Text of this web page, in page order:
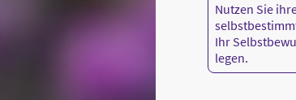
Nutzen Sie
Ihr
legen.